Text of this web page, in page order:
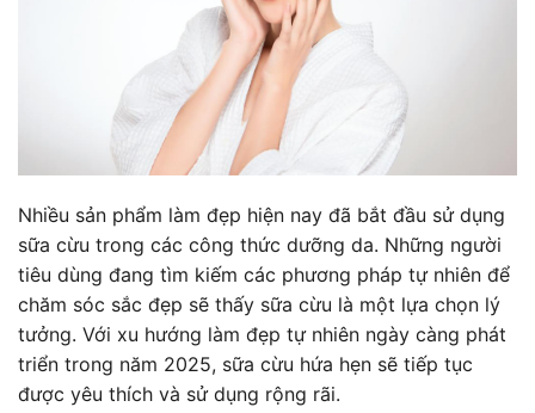
Nhiều sản phẩm làm đẹp hiện nay đã bắt đầu sử dụng
sữa cừu trong các công thức dưỡng da. Những người
tiêu dùng đang tìm kiếm các phương pháp tự nhiên để
chăm sóc sắc đẹp sẽ thấy sữa cừu là một lựa chọn lý
tưởng. Với xu hướng làm đẹp tự nhiên ngày càng phát
triển trong năm 2025, sữa cừu hứa hẹn sẽ tiếp tục
được yêu thích và sử dụng rộng rãi.